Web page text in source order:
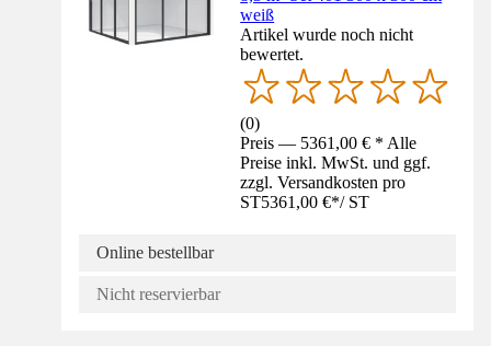
weiß
Artikel wurde noch nicht
bewertet.
(0)
Preis — 5361,00 € * Alle
Preise inkl. MwSt. und ggf.
zzgl. Versandkosten pro
ST5361,00 €*/ ST
Online bestellbar
Nicht reservierbar